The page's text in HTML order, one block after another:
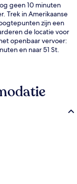
geen 10 minuten
Trek in Amerikaanse
zijn een
de locatie voor
openbaar vervoer:
en naar 51 St.